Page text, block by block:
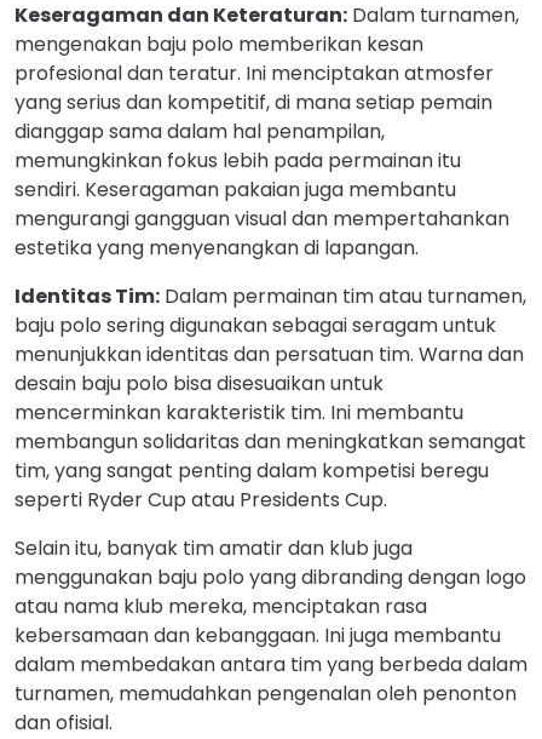
Keseragaman dan Keteraturan: Dalam turnamen,
mengenakan baju polo memberikan kesan
profesional dan teratur. Ini menciptakan atmosfer
yang serius dan kompetitif, di mana setiap pemain
dianggap sama dalam hal penampilan,
memungkinkan fokus lebih pada permainan itu
sendiri. Keseragaman pakaian juga membantu
mengurangi gangguan visual dan mempertahankan
estetika yang menyenangkan di lapangan.
Identitas Tim: Dalam permainan tim atau turnamen,
baju polo sering digunakan sebagai seragam untuk
menunjukkan identitas dan persatuan tim. Warna dan
desain baju polo bisa disesuaikan untuk
mencerminkan karakteristik tim. Ini membantu
membangun solidaritas dan meningkatkan semangat
tim, yang sangat penting dalam kompetisi beregu
seperti Ryder Cup atau Presidents Cup.
Selain itu, banyak tim amatir dan klub juga
menggunakan baju polo yang dibranding dengan logo
atau nama klub mereka, menciptakan rasa
kebersamaan dan kebanggaan. Ini juga membantu
dalam membedakan antara tim yang berbeda dalam
turnamen, memudahkan pengenalan oleh penonton
dan ofisial.